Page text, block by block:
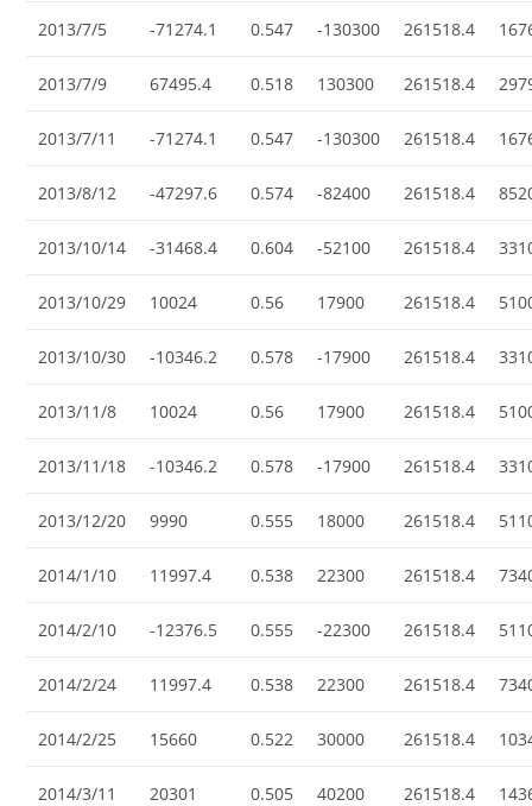
2013/7/5 -71274.1 0.547 -130300 261518.4
2013/7/9 67495.4 0.518 130300 261518.4
2013/7/11 -71274.1 0.547 -130300 261518.4
2013/8/12 -47297.6 0.574 -82400 261518.4
2013/10/14 -31468.4 0.604 -52100 261518.4
2013/10/29 10024 0.56 17900 261518.4
2013/10/30 -10346.2 0.578 -17900 261518.4
2013/11/8 10024 0.56 17900 261518.4
2013/11/18 -10346.2 0.578 -17900 261518.4
2013/12/20 9990 0.555 18000 261518.4
2014/1/10 11997.4 0.538 22300 261518.4
2014/2/10 -12376.5 0.555 -22300 261518.4
2014/2/24 11997.4 0.538 22300 261518.4
2014/2/25 15660 0.522 30000 261518.4
2014/3/11 20301 0.505 40200 261518.4